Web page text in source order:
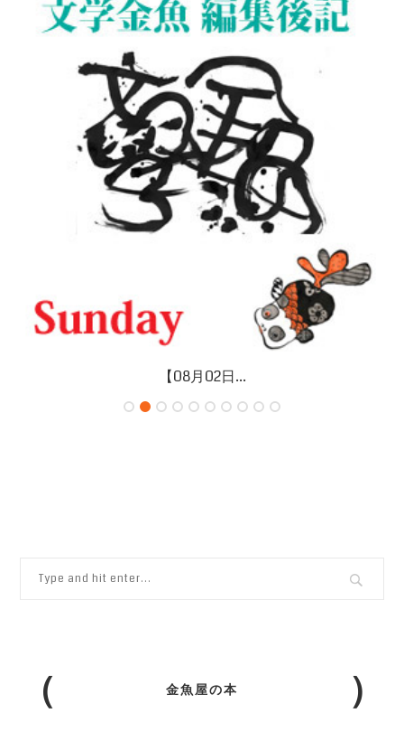
【08月02日...
金魚屋の本